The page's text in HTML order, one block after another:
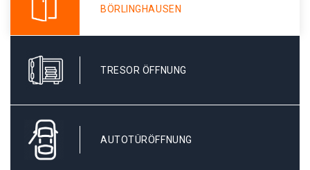
BÖRLINGHAUSEN
TRESOR ÖFFNUNG
AUTOTÜRÖFFNUNG